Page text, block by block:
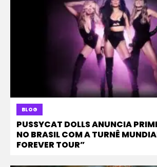
BLOG
PUSSYCAT DOLLS ANUNCIA
NO BRASIL COM A TURNÊ
FOREVER TOUR”